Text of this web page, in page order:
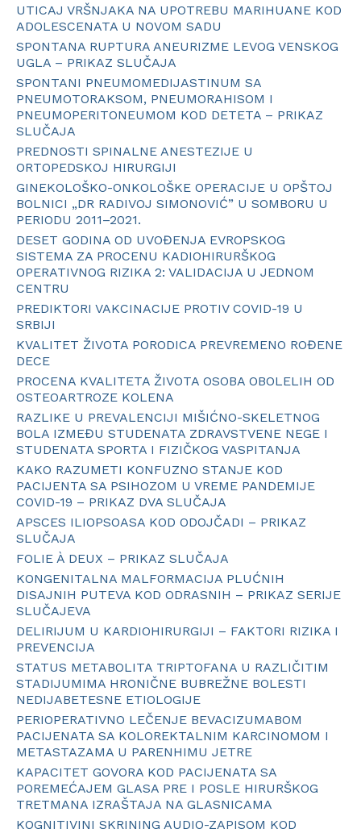
UTICAJ VRŠNJAKA NA UPOTREBU MARIHUANE KOD
ADOLESCENATA U NOVOM SADU
SPONTANA RUPTURA ANEURIZME LEVOG VENSKOG
UGLA – PRIKAZ SLUČAJA
SPONTANI PNEUMOMEDIJASTINUM SA
PNEUMOTORAKSOM, PNEUMORAHISOM I
PNEUMOPERITONEUMOM KOD DETETA – PRIKAZ
SLUČAJA
PREDNOSTI SPINALNE ANESTEZIJE U
ORTOPEDSKOJ HIRURGIJI
GINEKOLOŠKO-ONKOLOŠKE OPERACIJE U OPŠTOJ
BOLNICI „DR RADIVOJ SIMONOVIĆ” U SOMBORU U
PERIODU 2011–2021.
DESET GODINA OD UVOĐENJA EVROPSKOG
SISTEMA ZA PROCENU KADIOHIRURŠKOG
OPERATIVNOG RIZIKA 2: VALIDACIJA U JEDNOM
CENTRU
PREDIKTORI VAKCINACIJE PROTIV COVID-19 U
SRBIJI
KVALITET ŽIVOTA PORODICA PREVREMENO ROĐENE
DECE
PROCENA KVALITETA ŽIVOTA OSOBA OBOLELIH OD
OSTEOARTROZE KOLENA
RAZLIKE U PREVALENCIJI MIŠIĆNO-SKELETNOG
BOLA IZMEĐU STUDENATA ZDRAVSTVENE NEGE I
STUDENATA SPORTA I FIZIČKOG VASPITANJA
KAKO RAZUMETI KONFUZNO STANJE KOD
PACIJENTA SA PSIHOZOM U VREME PANDEMIJE
COVID-19 – PRIKAZ DVA SLUČAJA
APSCES ILIOPSOASA KOD ODOJČADI – PRIKAZ
SLUČAJA
FOLIE À DEUX – PRIKAZ SLUČAJA
KONGENITALNA MALFORMACIJA PLUĆNIH
DISAJNIH PUTEVA KOD ODRASNIH – PRIKAZ SERIJE
SLUČAJEVA
DELIRIJUM U KARDIOHIRURGIJI – FAKTORI RIZIKA I
PREVENCIJA
STATUS METABOLITA TRIPTOFANA U RAZLIČITIM
STADIJUMIMA HRONIČNE BUBREŽNE BOLESTI
NEDIJABETESNE ETIOLOGIJE
PERIOPERATIVNO LEČENJE BEVACIZUMABOM
PACIJENATA SA KOLOREKTALNIM KARCINOMOM I
METASTAZAMA U PARENHIMU JETRE
KAPACITET GOVORA KOD PACIJENATA SA
POREMEĆAJEM GLASA PRE I POSLE HIRURŠKOG
TRETMANA IZRAŠTAJA NA GLASNICAMA
KOGNITIVINI SKRINING AUDIO-ZAPISOM KOD